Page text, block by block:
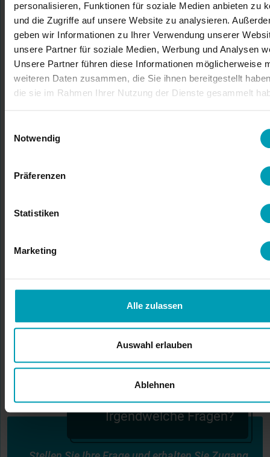
personalisieren, Funktionen für soziale Medien anbieten zu
und die Zugriffe auf unsere Website zu analysieren.
geben wir Informationen zu Ihrer Verwendung unserer
unsere Partner für soziale Medien, Werbung und Analysen
Unsere Partner führen diese Informationen möglicherweise
weiteren Daten zusammen, die Sie ihnen bereitgestellt
die sie im Rahmen Ihrer Nutzung der Dienste gesammelt
Notwendig
Präferenzen
Statistiken
Marketing
Alle zulassen
Auswahl erlauben
Ablehnen
7 von 7 Produkte 1
UNSERE PFLANZENNÄHRSTOFFPRODUKTE
Das Bion-Portfolio ist von „beyond“ Nutrition inspiriert und
umfasst eine breite Palette von Lösungen. Je nach Segment
finden Sie verschiedene Arten von Düngemitteln (NPKs,
und langsam freisetzende Düngemittel), Korrekturmittel,
Angebot für unsere Produkte erhalten? Fordern
Sie direkt bei Bion ein Angebot an.
ANFRAGE SENDEN
Irgendwelche Fragen?